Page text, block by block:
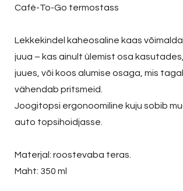
Café-To-Go termostass
Lekkekindel kaheosaline kaas
juua – kas ainult ülemist osa
juues, või koos alumise osaga, mis
vähendab pritsmeid.
Joogitopsi ergonoomiline kuju sobib
auto topsihoidjasse.
Materjal: roostevaba teras.
Maht: 350 ml